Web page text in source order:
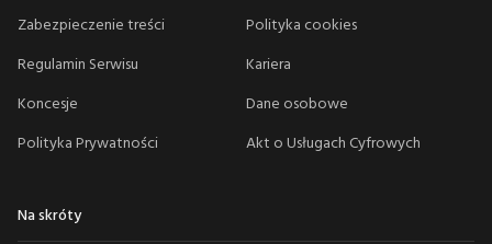
Zabezpieczenie treści
Polityka cookies
Regulamin Serwisu
Kariera
Koncesje
Dane osobowe
Polityka Prywatności
Akt o Usługach Cyfrowych
Na skróty